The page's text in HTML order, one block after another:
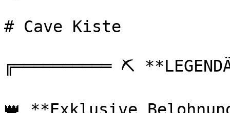
# Cave Kiste
╔══════════ ⛏️